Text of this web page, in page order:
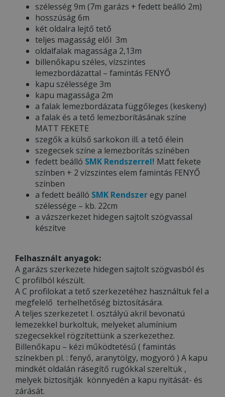
szélesség 9m (7m garázs + fedett beálló 2m)
hosszúság 6m
két oldalra lejtő tető
teljes magasság elől 3m
oldalfalak magassága 2,13m
billenőkapu széles, vízszintes
lemezbordázattal – famintás FENYŐ
kapu szélessége 3m
kapu magassága 2m
a falak lemezbordázata függőleges (keskeny)
a falak és a tető lemezborításának színe
MATT FEKETE
szegők a külső sarkokon ill. a tető élein
szegecsek színe a lemezborítás színében
fedett beálló SMK Rendszerrel! Matt fekete
színben + 2 vízszintes elem famintás FENYŐ
színben
a fedett beálló SMK Rendszeregy panel
szélessége – kb. 22cm
a vázszerkezet hidegen sajtolt szögvassal
készítve
Felhasznált anyagok:
A garázs szerkezete hidegen sajtolt szögvasból és
C profilból készült.
A C profilokat a tető szerkezetéhez használtuk fel a
megfelelő terhelhetőség biztosítására.
A teljes szerkezetet I. osztályú akril bevonatú
lemezekkel burkoltuk, melyeket alumínium
szegecsekkel rögzítettünk a szerkezethez.
Billenőkapu – kézi működtetésű ( famintás
színekben pl. : fenyő, aranytölgy, mogyoró ) A kapu
mindkét oldalán rásegítő rugókkal szereltük ,
melyek biztosítják könnyedén a kapu nyitását- és
zárását.